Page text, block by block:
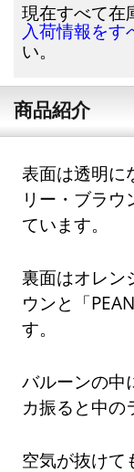
現在すべて在
入荷情報をす
い。
商品紹介
表面は透明に
リー・ブラ
ています。
裏面はオレン
ウンと「
す。
バルーンの中
カ振ると中の
空気が抜けて